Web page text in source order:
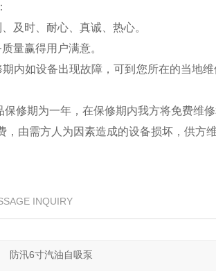
及时、耐心、真诚、热心。
量赢得用户满意。
内如设备出现故障，可到您所在的当地
保修期为一年，在保修期内我方将免费维
，由需方人为因素造成的设备损坏，供方
INQUIRY